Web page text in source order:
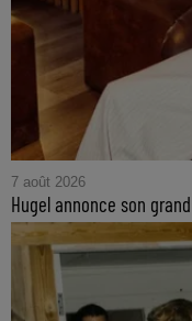
7 août 2026
Hugel annonce son